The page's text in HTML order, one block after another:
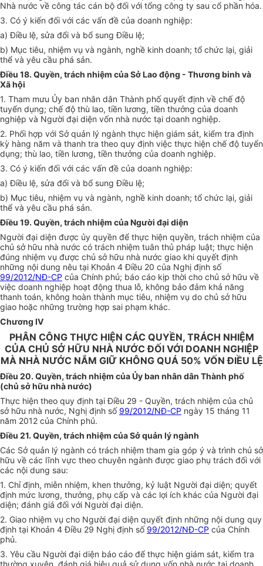
Nhà nước về công tác cán bộ đối với tổng công ty sau cổ phần hóa.
3. Có ý kiến đối với các vấn đề của doanh nghiệp:
a) Điều lệ, sửa đổi và bổ sung Điều lệ;
b) Mục tiêu, nhiệm vụ và ngành, nghề kinh doanh; tổ chức lại, giải
thể và yêu cầu phá sản.
Điều 18. Quyền, trách nhiệm của Sở Lao động - Thương binh và
Xã hội
1. Tham mưu Ủy ban nhân dân Thành phố quyết định về chế độ
tuyển dụng; chế độ thù lao, tiền lương, tiền thưởng của doanh
nghiệp và Người đại diện vốn nhà nước tại doanh nghiệp.
2. Phối hợp với Sở quản lý ngành thực hiện giám sát, kiểm tra định
kỳ hàng năm và thanh tra theo quy định việc thực hiện chế độ tuyển
dụng; thù lao, tiền lương, tiền thưởng của doanh nghiệp.
3. Có ý kiến đối với các vấn đề của doanh nghiệp:
a) Điều lệ, sửa đổi và bổ sung Điều lệ;
b) Mục tiêu, nhiệm vụ và ngành, nghề kinh doanh; tổ chức lại, giải
thể và yêu cầu phá sản.
Điều 19. Quyền, trách nhiệm của Người đại diện
Người đại diện được ủy quyền để thực hiện quyền, trách nhiệm của
chủ sở hữu nhà nước có trách nhiệm tuân thủ pháp luật; thực hiện
đúng nhiệm vụ được chủ sở hữu nhà nước giao khi quyết định
những nội dung nêu tại Khoản 4 Điều 20 của Nghị định số
99/2012/NĐ-CP của Chính phủ; báo cáo kịp thời cho chủ sở hữu về
việc doanh nghiệp hoạt động thua lỗ, không bảo đảm khả năng
thanh toán, không hoàn thành mục tiêu, nhiệm vụ do chủ sở hữu
giao hoặc những trường hợp sai phạm khác.
Chương IV
PHÂN CÔNG THỰC HIỆN CÁC QUYỀN, TRÁCH NHIỆM
CỦA CHỦ SỞ HỮU NHÀ NƯỚC ĐỐI VỚI DOANH NGHIỆP
MÀ NHÀ NƯỚC NẮM GIỮ KHÔNG QUÁ 50% VỐN ĐIỀU LỆ
Điều 20. Quyền, trách nhiệm của Ủy ban nhân dân Thành phố
(chủ sở hữu nhà nước)
Thực hiện theo quy định tại Điều 29 - Quyền, trách nhiệm của chủ
sở hữu nhà nước, Nghị định số 99/2012/NĐ-CP ngày 15 tháng 11
năm 2012 của Chính phủ.
Điều 21. Quyền, trách nhiệm của Sở quản lý ngành
Các Sở quản lý ngành có trách nhiệm tham gia góp ý và trình chủ sở
hữu về các lĩnh vực theo chuyên ngành được giao phụ trách đối với
các nội dung sau:
1. Chỉ định, miễn nhiệm, khen thưởng, kỷ luật Người đại diện; quyết
định mức lương, thưởng, phụ cấp và các lợi ích khác của Người đại
diện; đánh giá đối với Người đại diện.
2. Giao nhiệm vụ cho Người đại diện quyết định những nội dung quy
định tại Khoản 4 Điều 29 Nghị định số 99/2012/NĐ-CP của Chính
phủ.
3. Yêu cầu Người đại diện báo cáo để thực hiện giám sát, kiểm tra
thường xuyên, đánh giá hiệu quả sử dụng vốn nhà nước tại doanh